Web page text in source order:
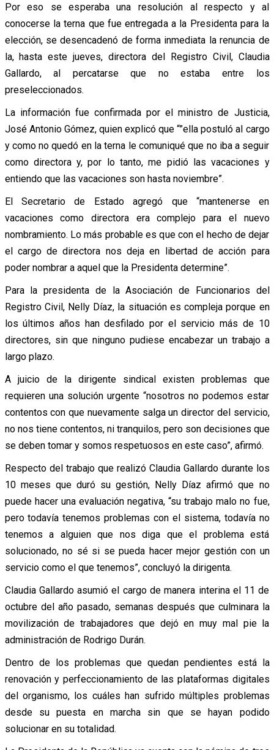
Por eso se esperaba una resolución al respecto y al
conocerse la terna que fue entregada a la Presidenta para la
elección, se desencadenó de forma inmediata la renuncia de
la, hasta este jueves, directora del Registro Civil, Claudia
Gallardo, al percatarse que no estaba entre los
preseleccionados.
La información fue confirmada por el ministro de Justicia,
José Antonio Gómez, quien explicó que “”ella postuló al cargo
y como no quedó en la terna le comuniqué que no iba a seguir
como directora y, por lo tanto, me pidió las vacaciones y
entiendo que las vacaciones son hasta noviembre”.
El Secretario de Estado agregó que “mantenerse en
vacaciones como directora era complejo para el nuevo
nombramiento. Lo más probable es que con el hecho de dejar
el cargo de directora nos deja en libertad de acción para
poder nombrar a aquel que la Presidenta determine”.
Para la presidenta de la Asociación de Funcionarios del
Registro Civil, Nelly Díaz, la situación es compleja porque en
los últimos años han desfilado por el servicio más de 10
directores, sin que ninguno pudiese encabezar un trabajo a
largo plazo.
A juicio de la dirigente sindical existen problemas que
requieren una solución urgente “nosotros no podemos estar
contentos con que nuevamente salga un director del servicio,
no nos tiene contentos, ni tranquilos, pero son decisiones que
se deben tomar y somos respetuosos en este caso”, afirmó.
Respecto del trabajo que realizó Claudia Gallardo durante los
10 meses que duró su gestión, Nelly Díaz afirmó que no
puede hacer una evaluación negativa, “su trabajo malo no fue,
pero todavía tenemos problemas con el sistema, todavía no
tenemos a alguien que nos diga que el problema está
solucionado, no sé si se pueda hacer mejor gestión con un
servicio como el que tenemos”, concluyó la dirigenta.
Claudia Gallardo asumió el cargo de manera interina el 11 de
octubre del año pasado, semanas después que culminara la
movilización de trabajadores que dejó en muy mal pie la
administración de Rodrigo Durán.
Dentro de los problemas que quedan pendientes está la
renovación y perfeccionamiento de las plataformas digitales
del organismo, los cuáles han sufrido múltiples problemas
desde su puesta en marcha sin que se hayan podido
solucionar en su totalidad.